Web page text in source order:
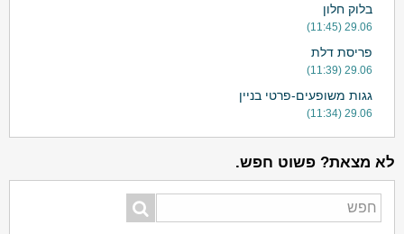
בלוק חלון
29.06 (11:45)
פריסת דלת
29.06 (11:39)
גגות משופעים-פרטי בניין
29.06 (11:34)
לא מצאת? פשוט חפש.